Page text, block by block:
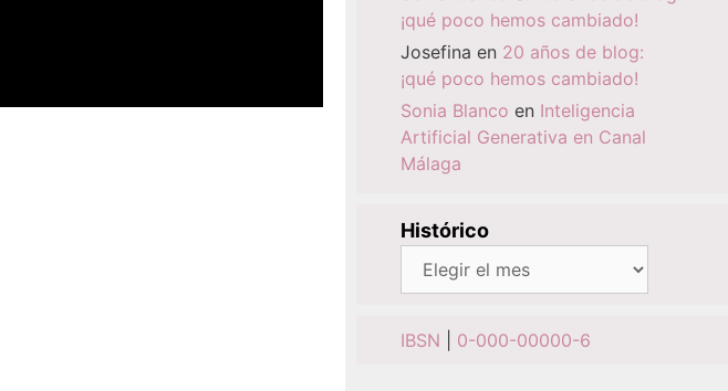
¡qué poco hemos cambiado!
Josefina en 20 años de blog:
¡qué poco hemos cambiado!
Sonia Blanco en Inteligencia
Artificial Generativa en Canal
Málaga
Histórico
Histórico
IBSN 0-000-00000-6